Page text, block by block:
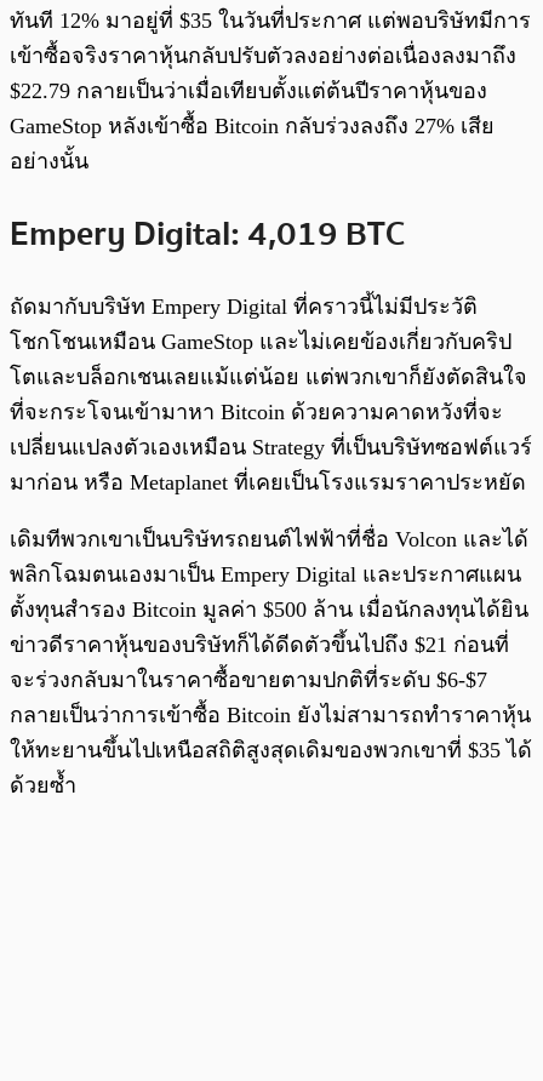
ทันที 12% มาอยู่ที่ $35 ในวันที่ประกาศ แต่พอบริษัทมีการ
เข้าซื้อจริงราคาหุ้นกลับปรับตัวลงอย่างต่อเนื่องลงมาถึง
$22.79 กลายเป็นว่าเมื่อเทียบตั้งแต่ต้นปีราคาหุ้นของ
GameStop หลังเข้าซื้อ Bitcoin กลับร่วงลงถึง 27% เสีย
อย่างนั้น
Empery Digital:4,019 BTC
ถัดมากับบริษัท Empery Digital ที่คราวนี้ไม่มีประวัติ
โชกโชนเหมือน GameStop และไม่เคยข้องเกี่ยวกับคริป
โตและบล็อกเชนเลยแม้แต่น้อย แต่พวกเขาก็ยังตัดสินใจ
ที่จะกระโจนเข้ามาหา Bitcoin ด้วยความคาดหวังที่จะ
เปลี่ยนแปลงตัวเองเหมือน Strategy ที่เป็นบริษัทซอฟต์แวร์
มาก่อน หรือ Metaplanet ที่เคยเป็นโรงแรมราคาประหยัด
เดิมทีพวกเขาเป็นบริษัทรถยนต์ไฟฟ้าที่ชื่อ Volcon และได้
พลิกโฉมตนเองมาเป็น Empery Digital และประกาศแผน
ตั้งทุนสำรอง Bitcoin มูลค่า $500 ล้าน เมื่อนักลงทุนได้ยิน
ข่าวดีราคาหุ้นของบริษัทก็ได้ดีดตัวขึ้นไปถึง $21 ก่อนที่
จะร่วงกลับมาในราคาซื้อขายตามปกติที่ระดับ $6-$7
กลายเป็นว่าการเข้าซื้อ Bitcoin ยังไม่สามารถทำราคาหุ้น
ให้ทะยานขึ้นไปเหนือสถิติสูงสุดเดิมของพวกเขาที่ $35 ได้
ด้วยซ้ำ